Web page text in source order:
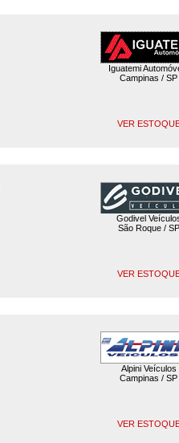
Iguatemi
Campinas / SP
VER
Godivel
São Roque / SP
VER
Alpini Veículos
Campinas / SP
VER